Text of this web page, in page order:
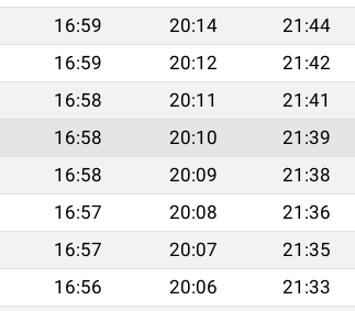
16:59 20:14
21:44
16:59 20:12
21:42
16:58 20:11
21:41
16:58 20:10
21:39
16:58 20:09
21:38
16:57 20:08
21:36
16:57 20:07
21:35
16:56 20:06
21:33